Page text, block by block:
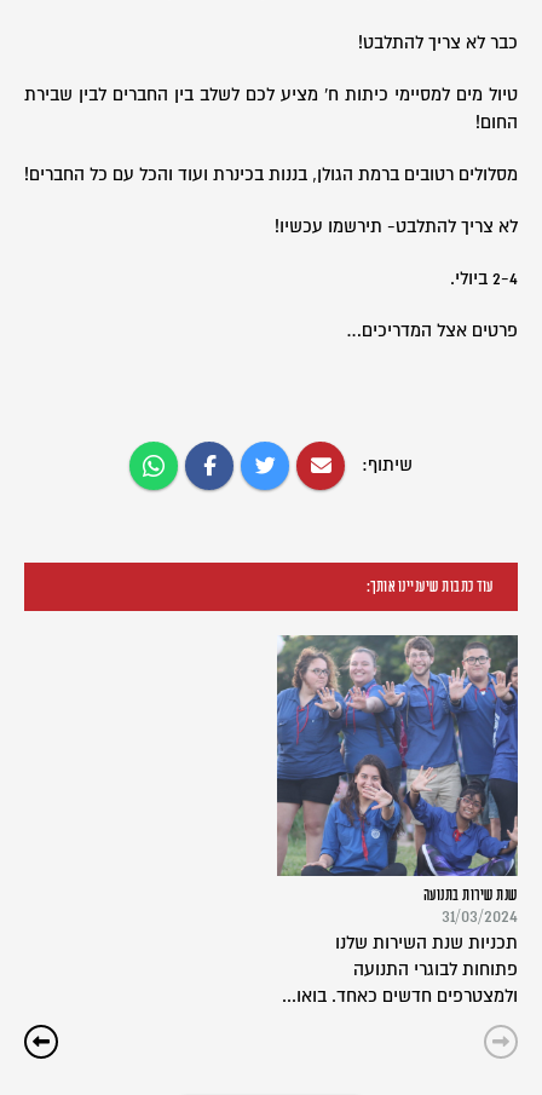
כבר לא צריך להתלבט!
טיול מים למסיימי כיתות ח' מציע לכם לשלב בין החברים לבין שבירת
החום!
מסלולים רטובים ברמת הגולן, בננות בכינרת ועוד והכל עם כל החברים!
לא צריך להתלבט- תירשמו עכשיו!
2-4 ביולי.
פרטים אצל המדריכים…
שיתוף:
עוד כתבות שיעניינו אותך:
שנת שירות בתנועה
31/03/2024
תכניות שנת השירות שלנו
פתוחות לבוגרי התנועה
ולמצטרפים חדשים כאחד. בואו...